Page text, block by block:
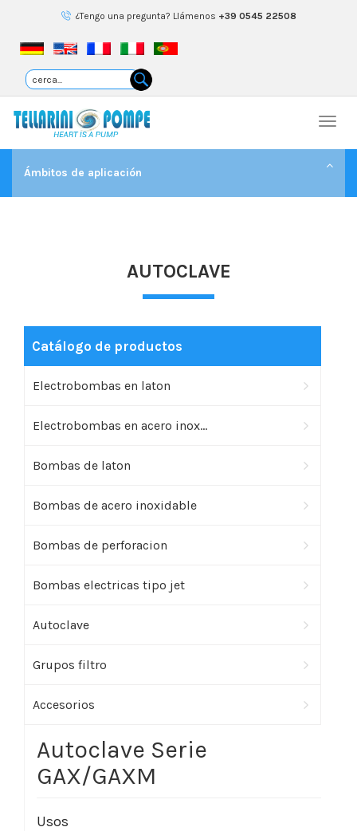
¿Tengo una pregunta? Llámenos +39 0545 22508
Ámbitos de aplicación
AUTOCLAVE
Catálogo de productos
Electrobombas en laton
Electrobombas en acero inox...
Bombas de laton
Bombas de acero inoxidable
Bombas de perforacion
Bombas electricas tipo jet
Autoclave
Grupos filtro
Accesorios
Autoclave Serie
GAX/GAXM
Usos